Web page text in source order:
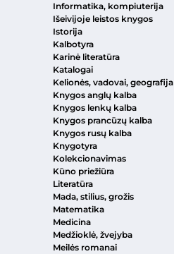
Informatika, kompiuterija
Išeivijoje leistos knygos
Istorija
Kalbotyra
Karinė literatūra
Katalogai
Kelionės, vadovai, geografija
Knygos anglų kalba
Knygos lenkų kalba
Knygos prancūzų kalba
Knygos rusų kalba
Knygotyra
Kolekcionavimas
Kūno priežiūra
Literatūra
Mada, stilius, grožis
Matematika
Medicina
Medžioklė, žvejyba
Meilės romanai